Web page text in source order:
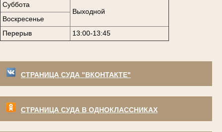
Суббота
Выходной
Воскресенье
Перерыв
13:00-13:45
СТРАНИЦА СУДА "ВКОНТАКТЕ"
СТРАНИЦА СУДА В ОДНОКЛАССНИКАХ